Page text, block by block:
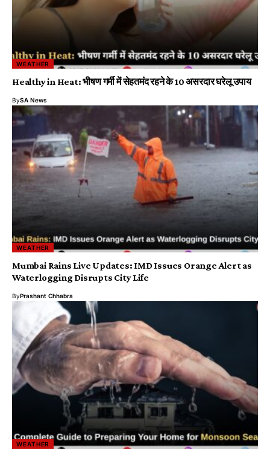
WEATHER
Healthy in Heat: भीषण गर्मी में सेहतमंद रहने के 10 असरदार घरेलू उपाय
BySA News
WEATHER
Mumbai Rains Live Updates: IMD Issues Orange Alert as
Waterlogging Disrupts City Life
ByPrashant Chhabra
WEATHER